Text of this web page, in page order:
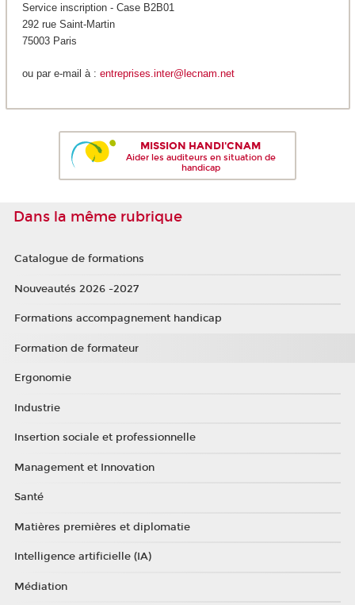
Service inscription - Case B2B01
292 rue Saint-Martin
75003 Paris
ou par e-mail à : entreprises.inter@lecnam.net
MISSION HANDI'CNAM
Aider les auditeurs en situation de
handicap
Dans la même rubrique
Catalogue de formations
Nouveautés 2026 -2027
Formations accompagnement handicap
Formation de formateur
Ergonomie
Industrie
Insertion sociale et professionnelle
Management et Innovation
Santé
Matières premières et diplomatie
Intelligence artificielle (IA)
Médiation